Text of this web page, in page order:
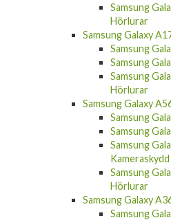
Samsung
Hörlurar
Samsung Galaxy
Samsung
Samsung
Samsung
Hörlurar
Samsung Galaxy
Samsung
Samsung
Samsung
Kameraskydd
Samsung
Hörlurar
Samsung Galaxy
Samsung